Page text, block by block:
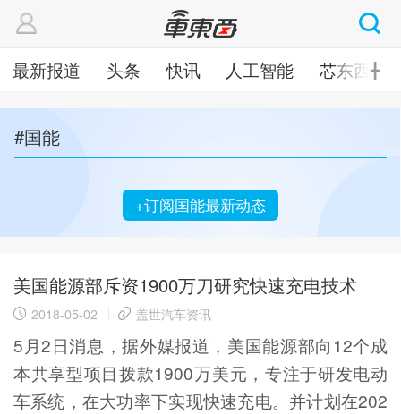
最新报道 头条 快讯 人工智能 芯东西 ╋
#国能
+订阅国能最新动态
美国能源部斥资1900万刀研究快速充电技术
2018-05-02 盖世汽车资讯
5月2日消息，据外媒报道，美国能源部向12个成
本共享型项目拨款1900万美元，专注于研发电动
车系统，在大功率下实现快速充电。并计划在202